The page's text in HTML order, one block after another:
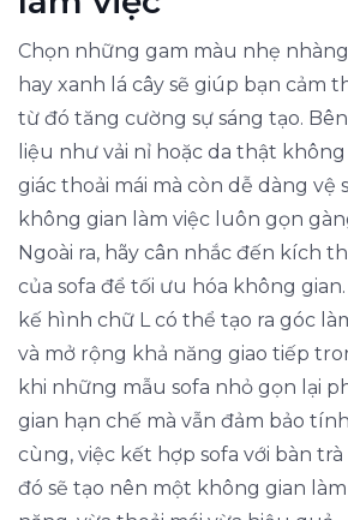
Chọn những gam màu nhẹ
hay xanh lá cây sẽ giúp bạn cảm
từ đó tăng cường sự sáng tạo.
liệu như vải nỉ hoặc da thật
giác thoải mái mà còn dễ dàng vệ
không gian làm việc luôn gọn
Ngoài ra, hãy cân nhắc đến kích
của sofa để tối ưu hóa không
kế hình chữ L có thể tạo ra góc
và mở rộng khả năng giao tiếp
khi những mẫu sofa nhỏ gọn lại
gian hạn chế mà vẫn đảm bảo
cùng, việc kết hợp sofa với bàn trà
đó sẽ tạo nên một không gian